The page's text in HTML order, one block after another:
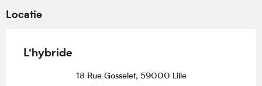
Locatie
L'hybride
18 Rue Gosselet, 59000 Lille